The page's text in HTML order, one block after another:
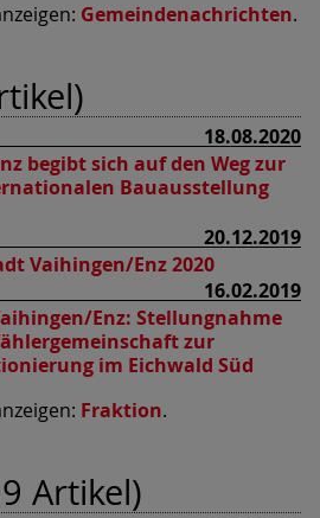
Gemeindenachrichten.
18.08.2020
begibt sich auf den Weg zur
Bauausstellung
20.12.2019
Vaihingen/Enz 2020
16.02.2019
Enz: Stellungnahme
zur
im Eichwald Süd
Fraktion.
Artikel)